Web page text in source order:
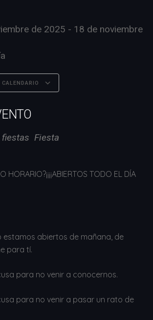
de 2025 - 18 de noviembre
fiestas Fiesta
HORARIO?¡¡¡¡ABIERTOS TODO EL DÍA
estamos abiertos de mañana, de
para tí.
para no venir a conocernos.
para no venir a pasar un rato de